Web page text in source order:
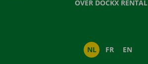
OVER DOCKX RENTAL
NL FR EN